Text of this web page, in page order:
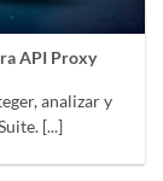
API Proxy
analizar y
[...]